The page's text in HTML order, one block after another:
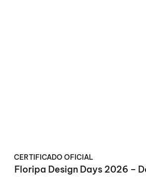
CERTIFICADO OFICIAL
Floripa Design Days 2026 –